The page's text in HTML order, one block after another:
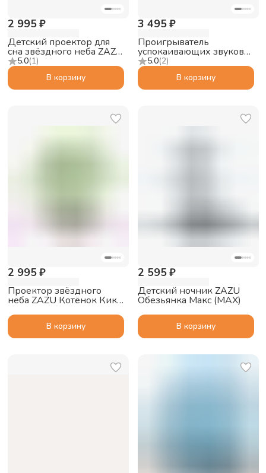
5.0(1)
2 995 ₽
Детский проектор для
сна звёздного неба ZAZU
Лев Лео (Leo)
В корзину
5.0(2)
3 495 ₽
Проигрыватель
успокаивающих звуков
ZAZU Медведь Бруно
(BRUNO)
В корзину
2 995 ₽
Проектор звёздного
неба ZAZU Котёнок Кики
В корзину
2 595 ₽
Детский ночник ZAZU
Обезьянка Макс (MAX)
В корзину